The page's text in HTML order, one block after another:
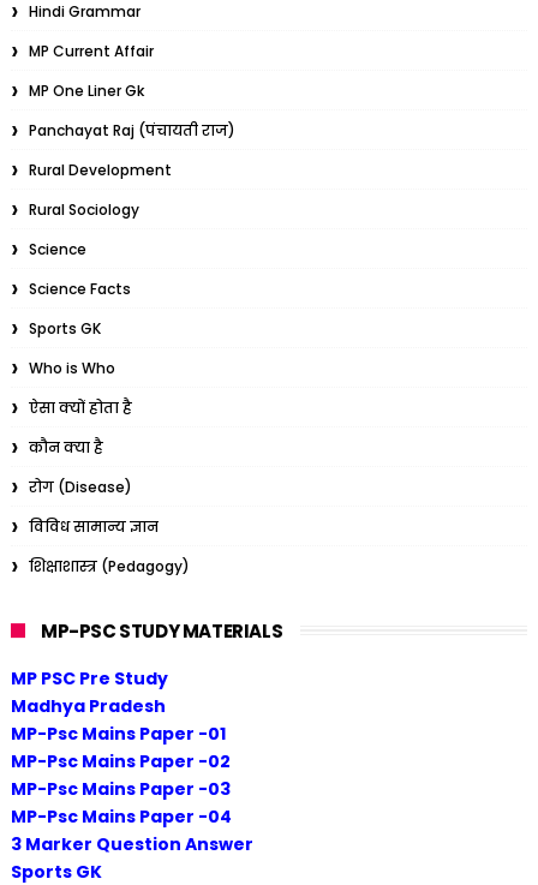
Hindi Grammar
MP Current Affair
MP One Liner Gk
Panchayat Raj (पंचायती राज)
Rural Development
Rural Sociology
Science
Science Facts
Sports GK
Who is Who
ऐसा क्यों होता है
कौन क्या है
रोग (Disease)
विविध सामान्य ज्ञान
शिक्षाशास्त्र (Pedagogy)
MP-PSC STUDY MATERIALS
MP PSC Pre Study
Madhya Pradesh
MP-Psc Mains Paper -01
MP-Psc Mains Paper -02
MP-Psc Mains Paper -03
MP-Psc Mains Paper -04
3 Marker Question Answer
Sports GK